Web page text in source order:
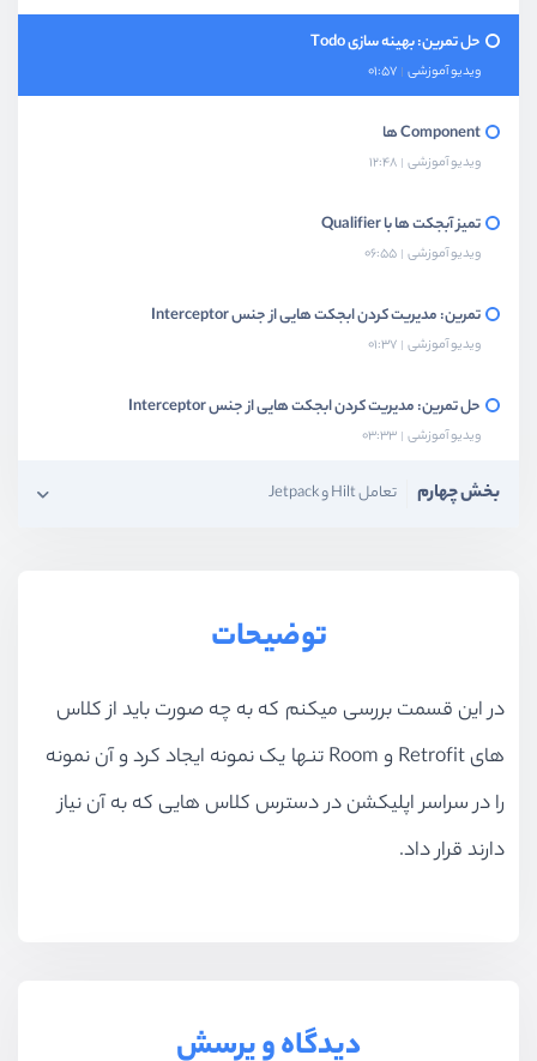
حل تمرین: بهینه سازی Todo
ویدیو آموزشی 01:57
Component ها
ویدیو آموزشی 12:48
تمیز آبجکت ها با Qualifier
ویدیو آموزشی 06:55
تمرین: مدیریت کردن ابجکت هایی از جنس Interceptor
ویدیو آموزشی 01:37
حل تمرین: مدیریت کردن ابجکت هایی از جنس Interceptor
ویدیو آموزشی 03:33
بخش چهارم تعامل Hilt و Jetpack
توضیحات
در این قسمت بررسی میکنم که به چه صورت باید از کلاس
های Retrofit و Room تنها یک نمونه ایجاد کرد و آن نمونه
را در سراسر اپلیکشن در دسترس کلاس هایی که به آن نیاز
دارند قرار داد.
دیدگاه و پرسش